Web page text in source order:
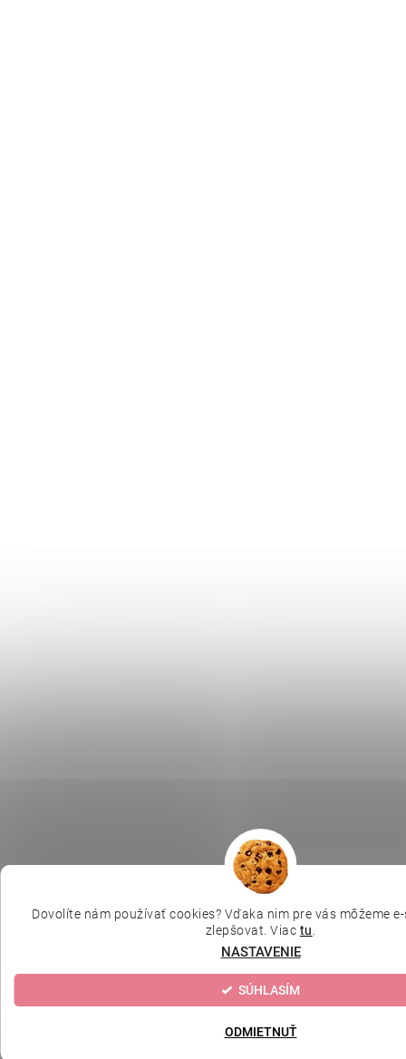
Dovolíte nám používať cookies? Vďaka nim pre vás môžeme
zlepšovat. Viac tu
NASTAVENIE
ODMIETNUŤ
SÚHLASÍM